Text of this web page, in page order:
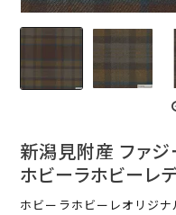
新潟見附産 ファ
ホビーラホビーレ
ホビーラホビーレオリジ